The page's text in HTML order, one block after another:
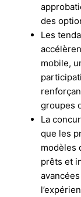
des
Les
mobile,
groupes
La
que les
modèles
prêts et